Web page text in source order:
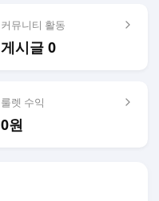
커뮤니티 활동
게시글 0
룰렛 수익
0원